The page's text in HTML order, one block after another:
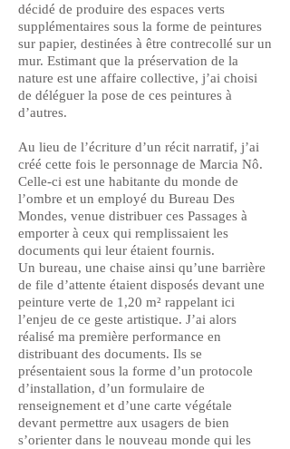
décidé de produire des espaces verts
supplémentaires sous la forme de peintures
sur papier, destinées à être contrecollé sur un
mur. Estimant que la préservation de la
nature est une affaire collective, j’ai choisi
de déléguer la pose de ces peintures à
d’autres.
Au lieu de l’écriture d’un récit narratif, j’ai
créé cette fois le personnage de Marcia Nô.
Celle-ci est une habitante du monde de
l’ombre et un employé du Bureau Des
Mondes, venue distribuer ces Passages à
emporter à ceux qui remplissaient les
documents qui leur étaient fournis.
Un bureau, une chaise ainsi qu’une barrière
de file d’attente étaient disposés devant une
peinture verte de 1,20 m² rappelant ici
l’enjeu de ce geste artistique. J’ai alors
réalisé ma première performance en
distribuant des documents. Ils se
présentaient sous la forme d’un protocole
d’installation, d’un formulaire de
renseignement et d’une carte végétale
devant permettre aux usagers de bien
s’orienter dans le nouveau monde qui les